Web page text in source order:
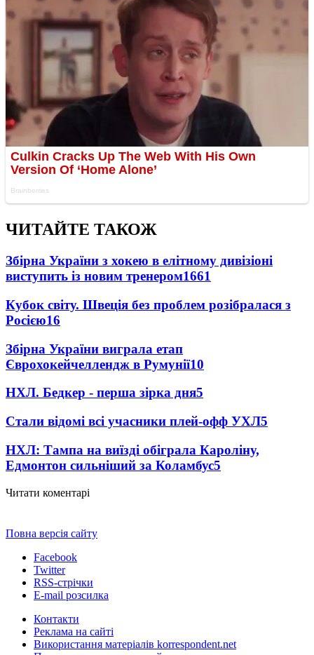
ЧИТАЙТЕ ТАКОЖ
Збірна України з хокею в елітному дивізіоні
виступить із новим тренером1661
Кубок світу. Швеція без проблем розібралася з
Росією16
Збірна України виграла етап
Єврохокейчеллендж в Румунії10
НХЛ. Бедкер - перша зірка дня5
Стали відомі всі учасники плей-офф УХЛ5
НХЛ: Тампа на виїзді обіграла Кароліну,
Едмонтон сильніший за Коламбус5
Читати коментарі
Повна версія сайту
Facebook
Twitter
RSS-стрічки
E-mail розсилка
Контакти
Реклама на сайті
Використання матеріалів korrespondent.net